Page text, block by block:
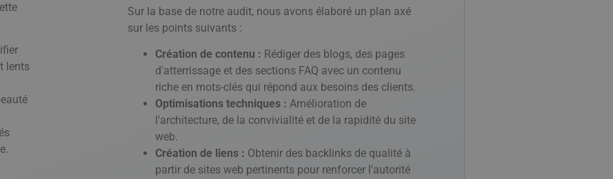
lents
Sur la base de notre audit, nous avons élaboré un plan axé
sur les points suivants :
Création de contenu : Rédiger des blogs, des pages
d'atterrissage et des sections FAQ avec un contenu
riche en mots-clés qui répond aux besoins des clients.
Optimisations techniques : Amélioration de
l'architecture, de la convivialité et de la rapidité du site
web.
Création de liens : Obtenir des backlinks de qualité à
partir de sites web pertinents pour renforcer l'autorité